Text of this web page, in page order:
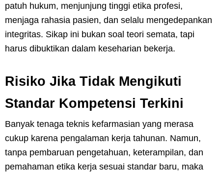
patuh hukum, menjunjung tinggi etika profesi,
menjaga rahasia pasien, dan selalu mengedepankan
integritas. Sikap ini bukan soal teori semata, tapi
harus dibuktikan dalam keseharian bekerja.
Risiko Jika Tidak Mengikuti
Standar Kompetensi Terkini
Banyak tenaga teknis kefarmasian yang merasa
cukup karena pengalaman kerja tahunan. Namun,
tanpa pembaruan pengetahuan, keterampilan, dan
pemahaman etika kerja sesuai standar baru, maka